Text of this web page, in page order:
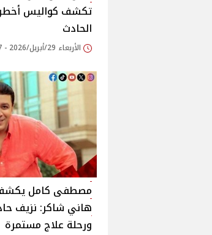
تكشف كواليس
الحادث
الأربعاء 29/أبريل/2026 - 10:17 م
مصطفى كامل
هاني شاكر: نزيف
ورحلة علاج مستمرة